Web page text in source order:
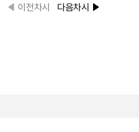
이전차시
다음차시